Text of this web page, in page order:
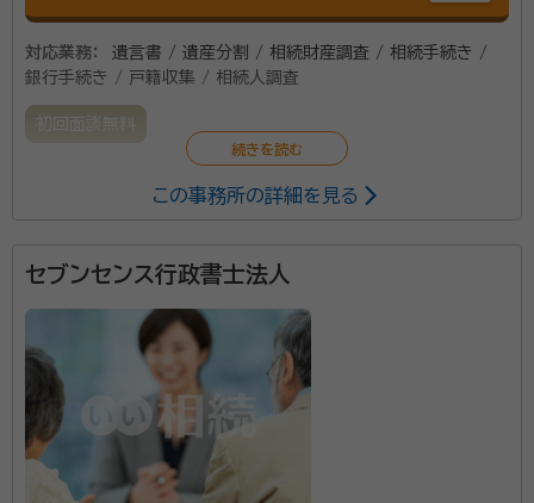
対応業務：
遺言書 / 遺産分割 / 相続財産調査 / 相続手続き /
銀行手続き / 戸籍収集 / 相続人調査
初回面談無料
社会福祉の専門職である社会福祉士と行政手続きの専
と技術力で社会福祉の発展・サービス利用者の自己実
資格等： 行政書士、 社会福祉士
この事務所の詳細を見る
セブンセンス行政書士法人